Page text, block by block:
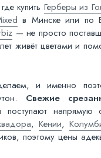
купить Герберы из
в Минске или по
— не просто
живёт цветами и
и именно
Свежие
поступают
, Кении,
поэтому цены